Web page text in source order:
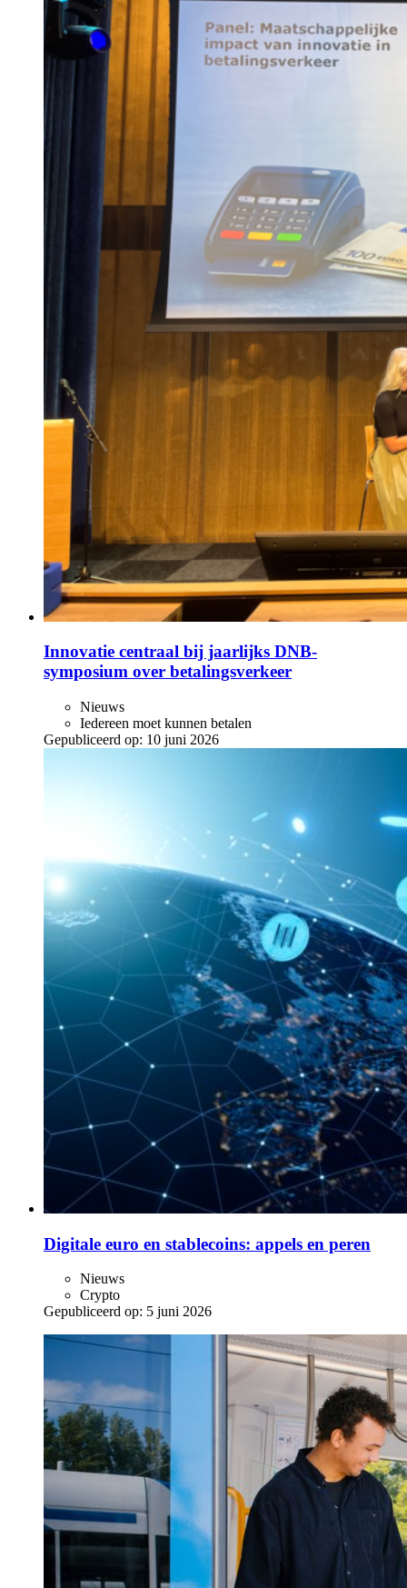
Innovatie centraal bij jaarlijks DNB-
symposium over betalingsverkeer
Nieuws
Iedereen moet kunnen betalen
Gepubliceerd op: 10 juni 2026
Digitale euro en stablecoins: appels en peren
Nieuws
Crypto
Gepubliceerd op: 5 juni 2026